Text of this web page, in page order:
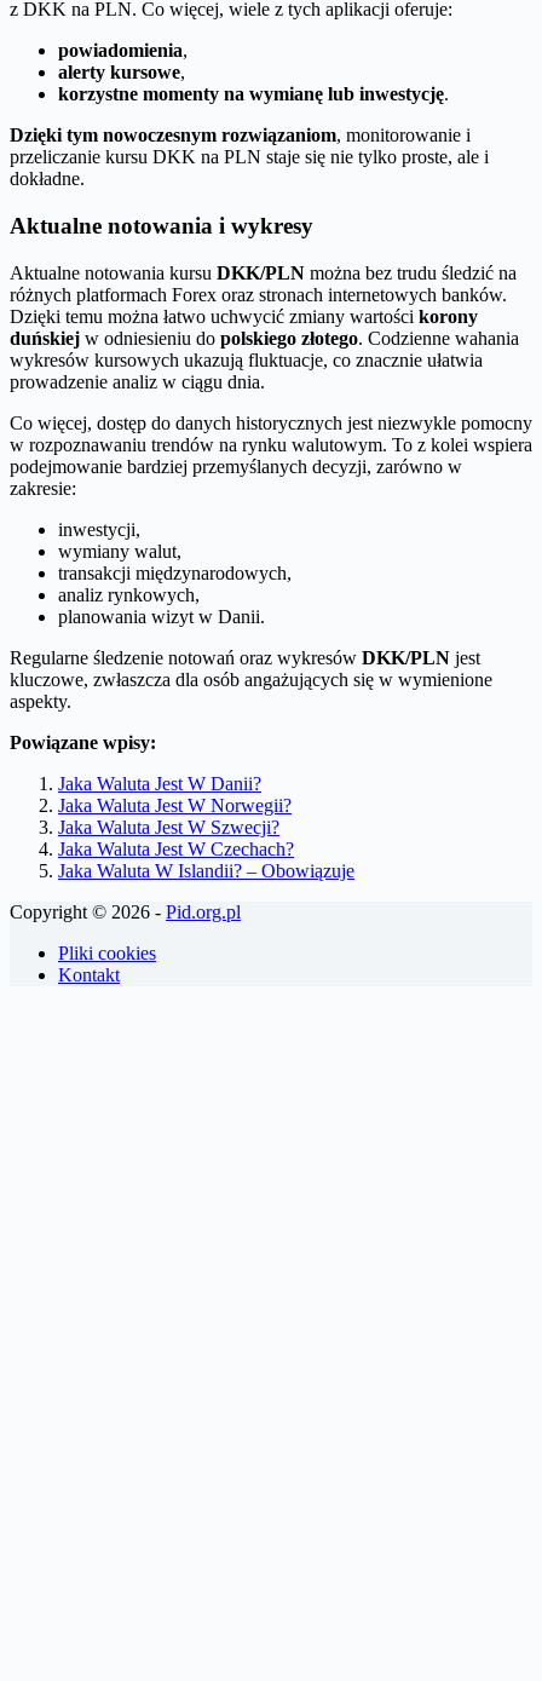
z DKK na PLN. Co więcej, wiele z tych aplikacji oferuje:
powiadomienia,
alerty kursowe,
korzystne momenty na wymianę lub inwestycję.
Dzięki tym nowoczesnym rozwiązaniom, monitorowanie i
przeliczanie kursu DKK na PLN staje się nie tylko proste, ale i
dokładne.
Aktualne notowania i wykresy
Aktualne notowania kursu DKK/PLN można bez trudu śledzić na
różnych platformach Forex oraz stronach internetowych banków.
Dzięki temu można łatwo uchwycić zmiany wartości korony
duńskiej w odniesieniu do polskiego złotego. Codzienne wahania
wykresów kursowych ukazują fluktuacje, co znacznie ułatwia
prowadzenie analiz w ciągu dnia.
Co więcej, dostęp do danych historycznych jest niezwykle pomocny
w rozpoznawaniu trendów na rynku walutowym. To z kolei wspiera
podejmowanie bardziej przemyślanych decyzji, zarówno w
zakresie:
inwestycji,
wymiany walut,
transakcji międzynarodowych,
analiz rynkowych,
planowania wizyt w Danii.
Regularne śledzenie notowań oraz wykresów DKK/PLN jest
kluczowe, zwłaszcza dla osób angażujących się w wymienione
aspekty.
Powiązane wpisy:
Jaka Waluta Jest W Danii?
Jaka Waluta Jest W Norwegii?
Jaka Waluta Jest W Szwecji?
Jaka Waluta Jest W Czechach?
Jaka Waluta W Islandii? – Obowiązuje
Copyright © 2026 - Pid.org.pl
Pliki cookies
Kontakt